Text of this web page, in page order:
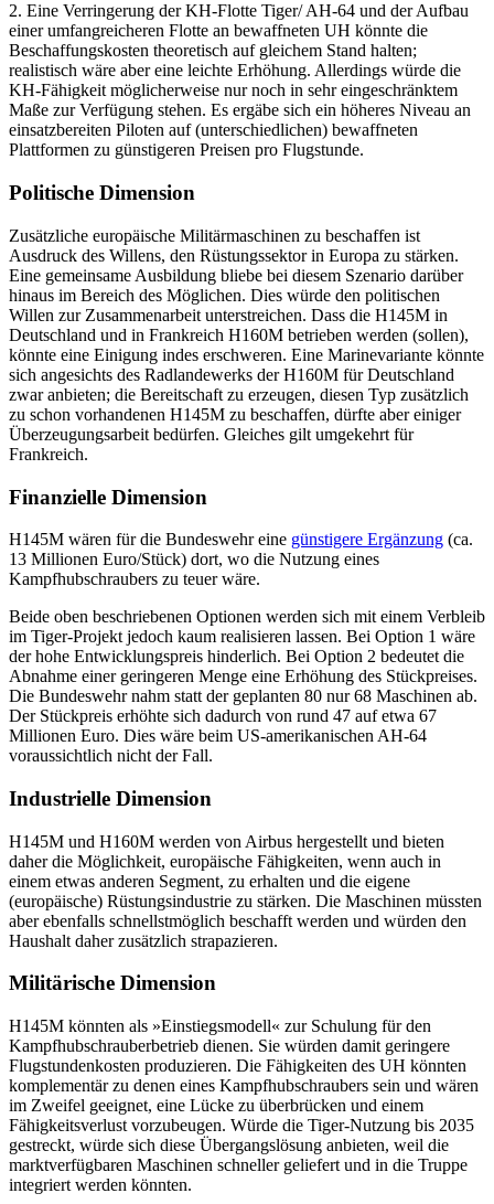
2. Eine Verringerung der KH-Flotte Tiger/ AH-64 und der Aufbau
einer umfangreicheren Flotte an bewaffneten UH könnte die
Beschaffungskosten theoretisch auf glei­chem Stand halten;
realistisch wäre aber eine leichte Erhöhung. Allerdings würde die
KH-Fähigkeit möglicherweise nur noch in sehr eingeschränktem
Maße zur Ver­fügung stehen. Es ergäbe sich ein höheres Niveau an
einsatzbereiten Piloten auf (unterschiedlichen) bewaffneten
Plattformen zu güns­tigeren Preisen pro Flugstunde.
Politische Dimension
Zusätzliche europäische Militärmaschinen zu beschaffen ist
Ausdruck des Willens, den Rüstungssektor in Europa zu stärken.
Eine gemeinsame Ausbildung bliebe bei diesem Szenario darüber
hinaus im Bereich des Mög­lichen. Dies würde den politischen
Willen zur Zusammenarbeit unterstreichen. Dass die H145M in
Deutschland und in Frankreich H160M betrieben werden (sollen),
könnte eine Einigung indes erschweren. Eine Marinevariante könnte
sich angesichts des Radlandewerks der H160M für Deutsch­land
zwar anbieten; die Bereitschaft zu er­zeu­gen, diesen Typ zusätzlich
zu schon vorhandenen H145M zu beschaffen, dürfte aber einiger
Überzeugungsarbeit bedürfen. Gleiches gilt umgekehrt für
Frankreich.
Finanzielle Dimension
H145M wären für die Bundeswehr eine günstigere Ergänzung (ca.
13 Millionen Euro/Stück) dort, wo die Nutzung eines
Kampfhubschraubers zu teuer wäre.
Beide oben beschriebenen Optionen werden sich mit einem Verbleib
im Tiger-Projekt jedoch kaum realisieren lassen. Bei Option 1 wäre
der hohe Entwicklungspreis hinderlich. Bei Option 2 bedeutet die
Ab­nahme einer geringeren Menge eine Er­höhung des Stückpreises.
Die Bundeswehr nahm statt der geplanten 80 nur 68 Maschi­nen ab.
Der Stückpreis erhöhte sich da­durch von rund 47 auf etwa 67
Millionen Euro. Dies wäre beim US-amerikanischen AH-64
voraussichtlich nicht der Fall.
Industrielle Dimension
H145M und H160M werden von Airbus her­gestellt und bieten
daher die Möglichkeit, europäische Fähigkeiten, wenn auch in
einem etwas anderen Segment, zu erhalten und die eigene
(europäische) Rüstungs­indus­trie zu stärken. Die Maschinen müss­ten
aber ebenfalls schnellstmöglich be­schafft werden und würden den
Haushalt daher zusätzlich strapazieren.
Militärische Dimension
H145M könnten als »Einstiegsmodell« zur Schulung für den
Kampfhubschrauber­betrieb dienen. Sie würden damit geringere
Flug­stundenkosten produzieren. Die Fähig­keiten des UH könnten
komplementär zu denen eines Kampfhubschraubers sein und wären
im Zweifel geeignet, eine Lücke zu überbrücken und einem
Fähigkeitsverlust vorzubeugen. Würde die Tiger-Nutzung bis 2035
gestreckt, würde sich diese Übergangslösung anbieten, weil die
marktverfügbaren Maschi­nen schneller geliefert und in die Truppe
integriert werden könnten.